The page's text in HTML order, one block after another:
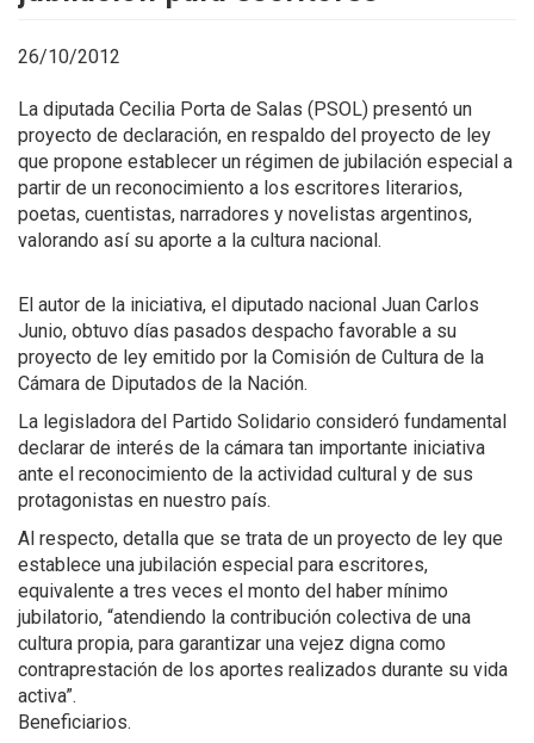
26/10/2012
La diputada Cecilia Porta de Salas (PSOL) presentó un
proyecto de declaración, en respaldo del proyecto de ley
que propone establecer un régimen de jubilación especial a
partir de un reconocimiento a los escritores literarios,
poetas, cuentistas, narradores y novelistas argentinos,
valorando así su aporte a la cultura nacional.
El autor de la iniciativa, el diputado nacional Juan Carlos
Junio, obtuvo días pasados despacho favorable a su
proyecto de ley emitido por la Comisión de Cultura de la
Cámara de Diputados de la Nación.
La legisladora del Partido Solidario consideró fundamental
declarar de interés de la cámara tan importante iniciativa
ante el reconocimiento de la actividad cultural y de sus
protagonistas en nuestro país.
Al respecto, detalla que se trata de un proyecto de ley que
establece una jubilación especial para escritores,
equivalente a tres veces el monto del haber mínimo
jubilatorio, “atendiendo la contribución colectiva de una
cultura propia, para garantizar una vejez digna como
contraprestación de los aportes realizados durante su vida
activa”.
Beneficiarios.